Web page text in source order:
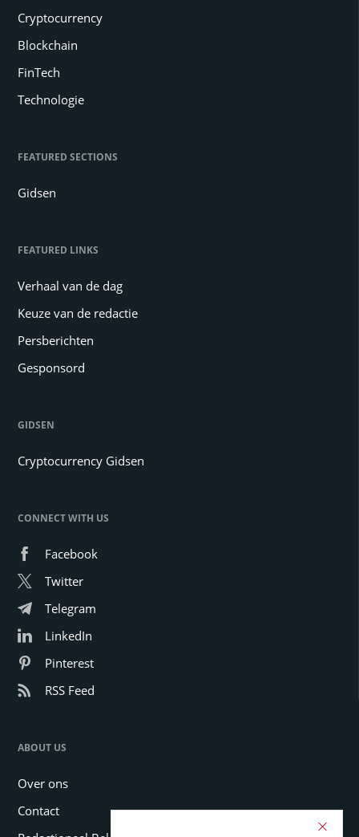
Cryptocurrency
Blockchain
FinTech
Technologie
FEATURED SECTIONS
Gidsen
FEATURED LINKS
Verhaal van de dag
Keuze van de redactie
Persberichten
Gesponsord
GIDSEN
Cryptocurrency Gidsen
CONNECT WITH US
Facebook
Twitter
Telegram
LinkedIn
Pinterest
RSS Feed
ABOUT US
Over ons
Contact